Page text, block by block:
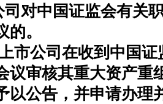
中国证监会有关职
。
公司在收到中国证
议审核其重大资产重
以公告，并申请办理